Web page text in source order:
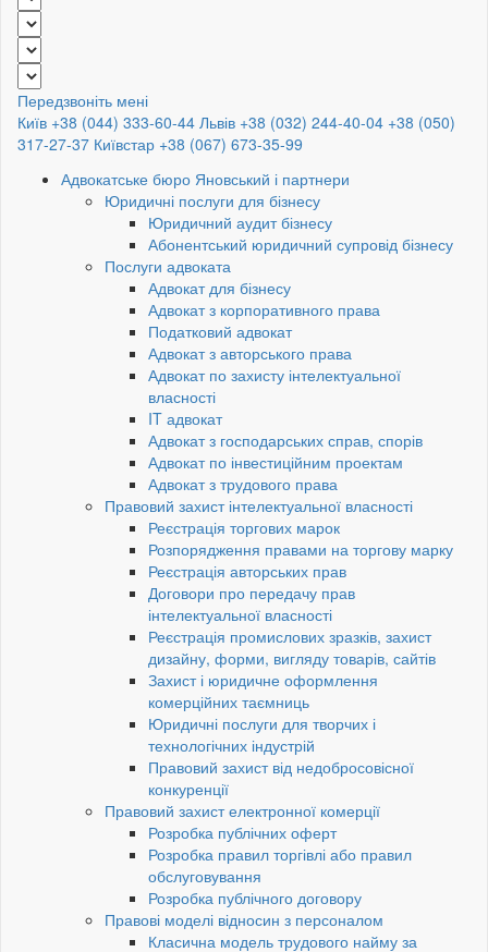
Передзвоніть мені
Київ +38 (044) 333-60-44 Львів +38 (032) 244-40-04 +38 (050)
317-27-37 Київстар +38 (067) 673-35-99
Адвокатське бюро Яновський і партнери
Юридичні послуги для бізнесу
Юридичний аудит бізнесу
Абонентський юридичний супровід бізнесу
Послуги адвоката
Адвокат для бізнесу
Адвокат з корпоративного права
Податковий адвокат
Адвокат з авторського права
Адвокат по захисту інтелектуальної
власності
IT адвокат
Адвокат з господарських справ, спорів
Адвокат по інвестиційним проектам
Адвокат з трудового права
Правовий захист інтелектуальної власності
Реєстрація торгових марок
Розпорядження правами на торгову марку
Реєстрація авторських прав
Договори про передачу прав
інтелектуальної власності
Реєстрація промислових зразків, захист
дизайну, форми, вигляду товарів, сайтів
Захист і юридичне оформлення
комерційних таємниць
Юридичні послуги для творчих і
технологічних індустрій
Правовий захист від недобросовісної
конкуренції
Правовий захист електронної комерції
Розробка публічних оферт
Розробка правил торгівлі або правил
обслуговування
Розробка публічного договору
Правові моделі відносин з персоналом
Класична модель трудового найму за